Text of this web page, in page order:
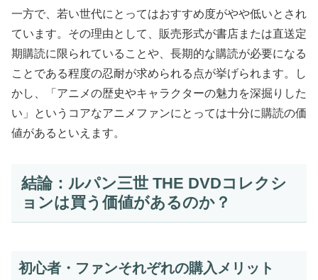
一方で、若い世代にとってはおすすめ度がやや低いとされ
ています。その理由として、販売形式が書店または直送定
期購読に限られていることや、長期的な購読が必要になる
ことである程度の忍耐が求められる点が挙げられます。し
かし、「アニメの歴史やキャラクターの魅力を深掘りした
い」というコアなアニメファンにとっては十分に購読の価
値があるといえます。
結論：ルパン三世 THE DVDコレクシ
ョンは買う価値があるのか？
初心者・ファンそれぞれの購入メリット